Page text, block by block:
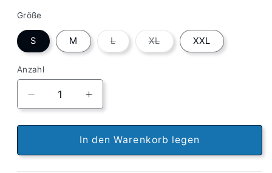
Größe
S M LVariante
ausverkauft
oder
XLVariante
ausverkauft
oder
XXL
Anzahl
Verringere
die
Menge
Rollbrett
Erhöhe
die
Menge
für
Rollbrett
In den Warenkorb legen